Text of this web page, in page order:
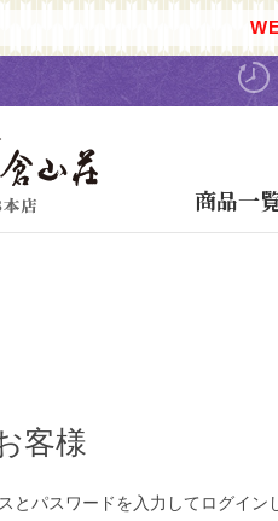
商品一
客様
とパスワードを入力してログイン